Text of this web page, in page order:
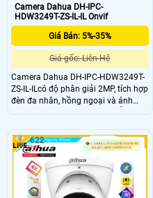
Camera Dahua DH-IPC-
HDW3249T-ZS-IL-IL Onvif
Giá Bán: 5%-35%
Giá gốc: Liên Hệ
Camera Dahua DH-IPC-HDW3249T-
ZS-IL-ILcó độ phân giải 2MP, tích hợp
đèn đa nhân, hồng ngoại và ánh
sáng ấm tầm xa đến 50m. Hỗ trợ
đạt chuẩn chống nước IP67 cùng
các tính năng AI thông minh như
phát hiện xâm nhập, phân loại
người và phương tiện.
622